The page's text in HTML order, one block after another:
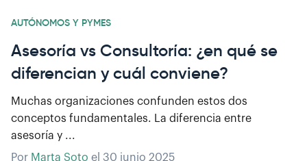
AUTÓNOMOS Y PYMES
Asesoría vs Consultoría: ¿en qué se
diferencian y cuál conviene?
Muchas organizaciones confunden estos dos
conceptos fundamentales. La diferencia entre
asesoría y ...
Por Marta Soto el 30 junio 2025